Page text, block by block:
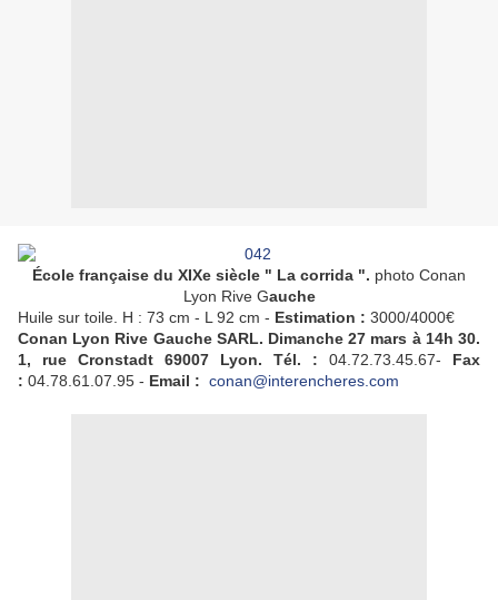
École française du XIXe siècle " La corrida ". photo Conan
Lyon Rive Gauche
Huile sur toile. H : 73 cm - L 92 cm - Estimation : 3000/4000€
Conan Lyon Rive Gauche SARL. Dimanche 27 mars à 14h 30.
1, rue Cronstadt 69007 Lyon. Tél. : 04.72.73.45.67- Fax
: 04.78.61.07.95 - Email : conan@interencheres.com